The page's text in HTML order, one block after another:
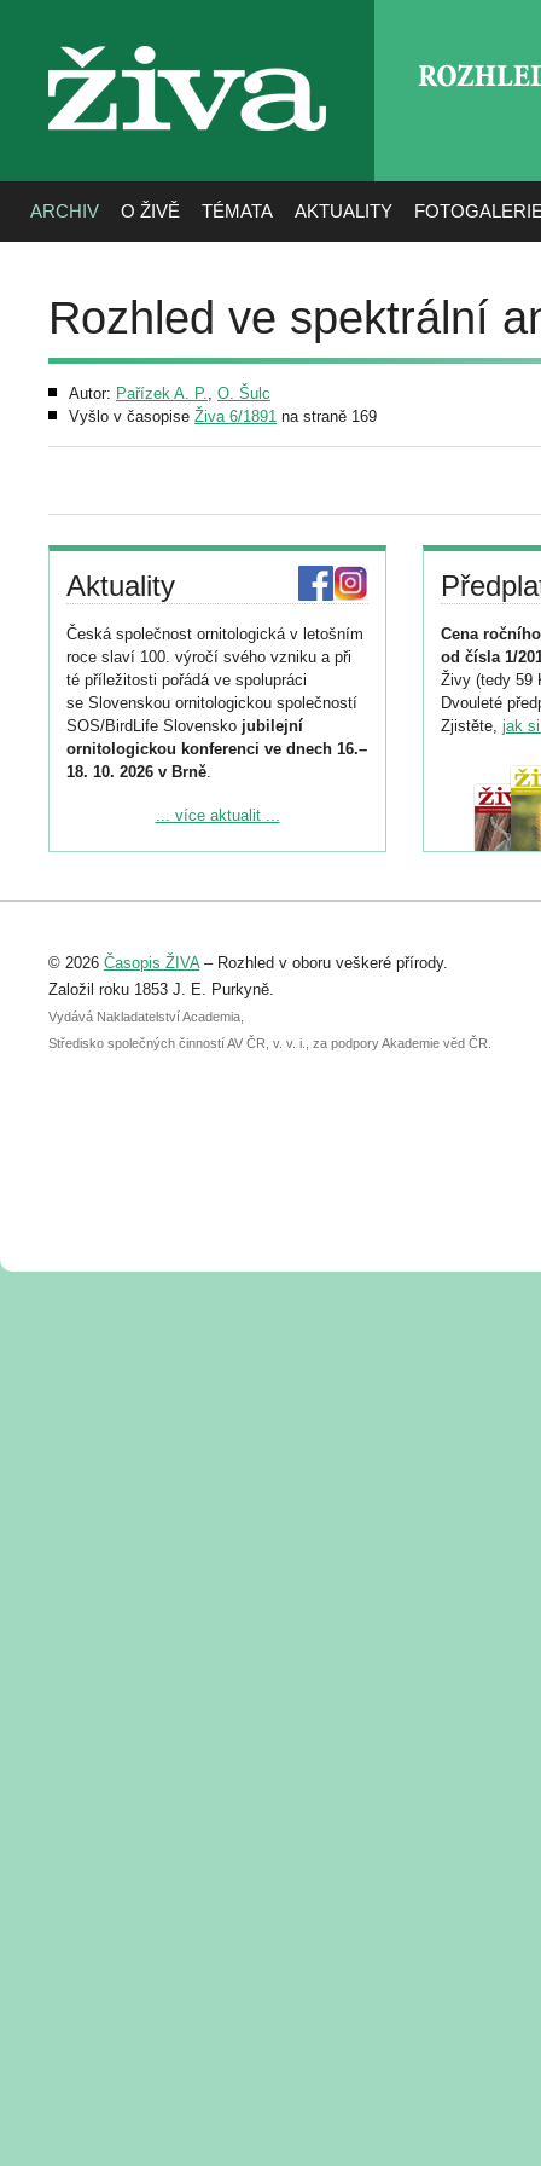
živa
ARCHIV O ŽIVĚ TÉMATA AKTUALITY
Rozhled ve spektrální
Autor: Pařízek A. P., O. Šulc
Vyšlo v časopise Živa 6/1891 na straně 169
Aktuality
Česká společnost ornitologická v letošním
roce slaví 100. výročí svého vzniku a při
té příležitosti pořádá ve spolupráci
se Slovenskou ornitologickou společností
SOS/BirdLife Slovensko jubilejní
ornitologickou konferenci ve dnech 16.–
18. 10. 2026 v Brně.
Podrobnější informace ke konferenci
Registrovat se můžete do 6. září.
abstraktu přihlášené přednášky nebo
posteru je už 30. června.
... více aktualit ...
Cena
od čísla 1/
Živy (tedy 59
Dvouleté
Zjistěte, jak
© 2026 Časopis ŽIVA– Rozhled v oboru veškeré přírody.
Založil roku 1853 J. E. Purkyně.
Vydává Nakladatelství Academia,
Středisko společných činností AV ČR, v. v. i., za podpory Akademie věd ČR.